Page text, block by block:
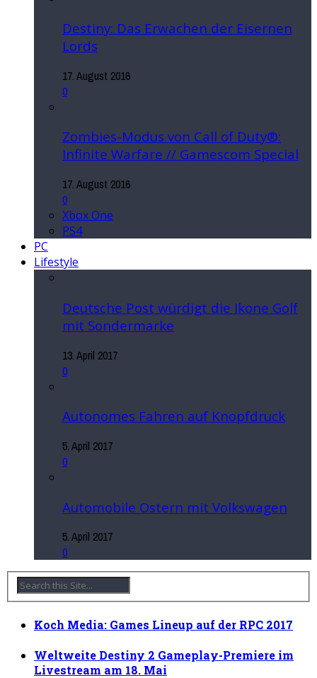
Destiny: Das Erwachen der Eisernen
Lords
17. August 2016
0
Zombies-Modus von Call of Duty®:
Infinite Warfare // Gamescom Special
17. August 2016
0
Xbox One
PS4
PC
Lifestyle
Deutsche Post würdigt die Ikone Golf
mit Sondermarke
13. April 2017
0
Autonomes Fahren auf Knopfdruck
5. April 2017
0
Automobile Ostern mit Volkswagen
5. April 2017
0
Koch Media: Games Lineup auf der RPC 2017
Weltweite Destiny 2 Gameplay-Premiere im
Livestream am 18. Mai